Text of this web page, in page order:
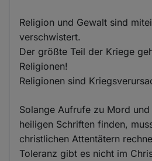
Religion und Gewalt sind
verschwistert.
Der größte Teil der Kriege
Religionen!
Religionen sind
Solange Aufrufe zu Mord
heiligen Schriften finden,
christlichen Attentätern
Toleranz gibt es nicht im